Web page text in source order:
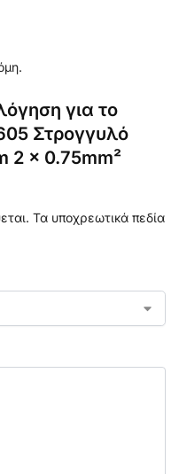
για το
Στρογγυλό
2 x 0.75mm²
Τα υποχρεωτικά πεδία